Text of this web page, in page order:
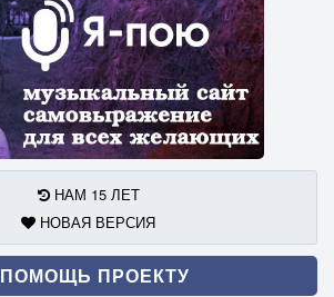
НАМ 15 ЛЕТ
НОВАЯ ВЕРСИЯ
ПОМОЩЬ ПРОЕКТУ